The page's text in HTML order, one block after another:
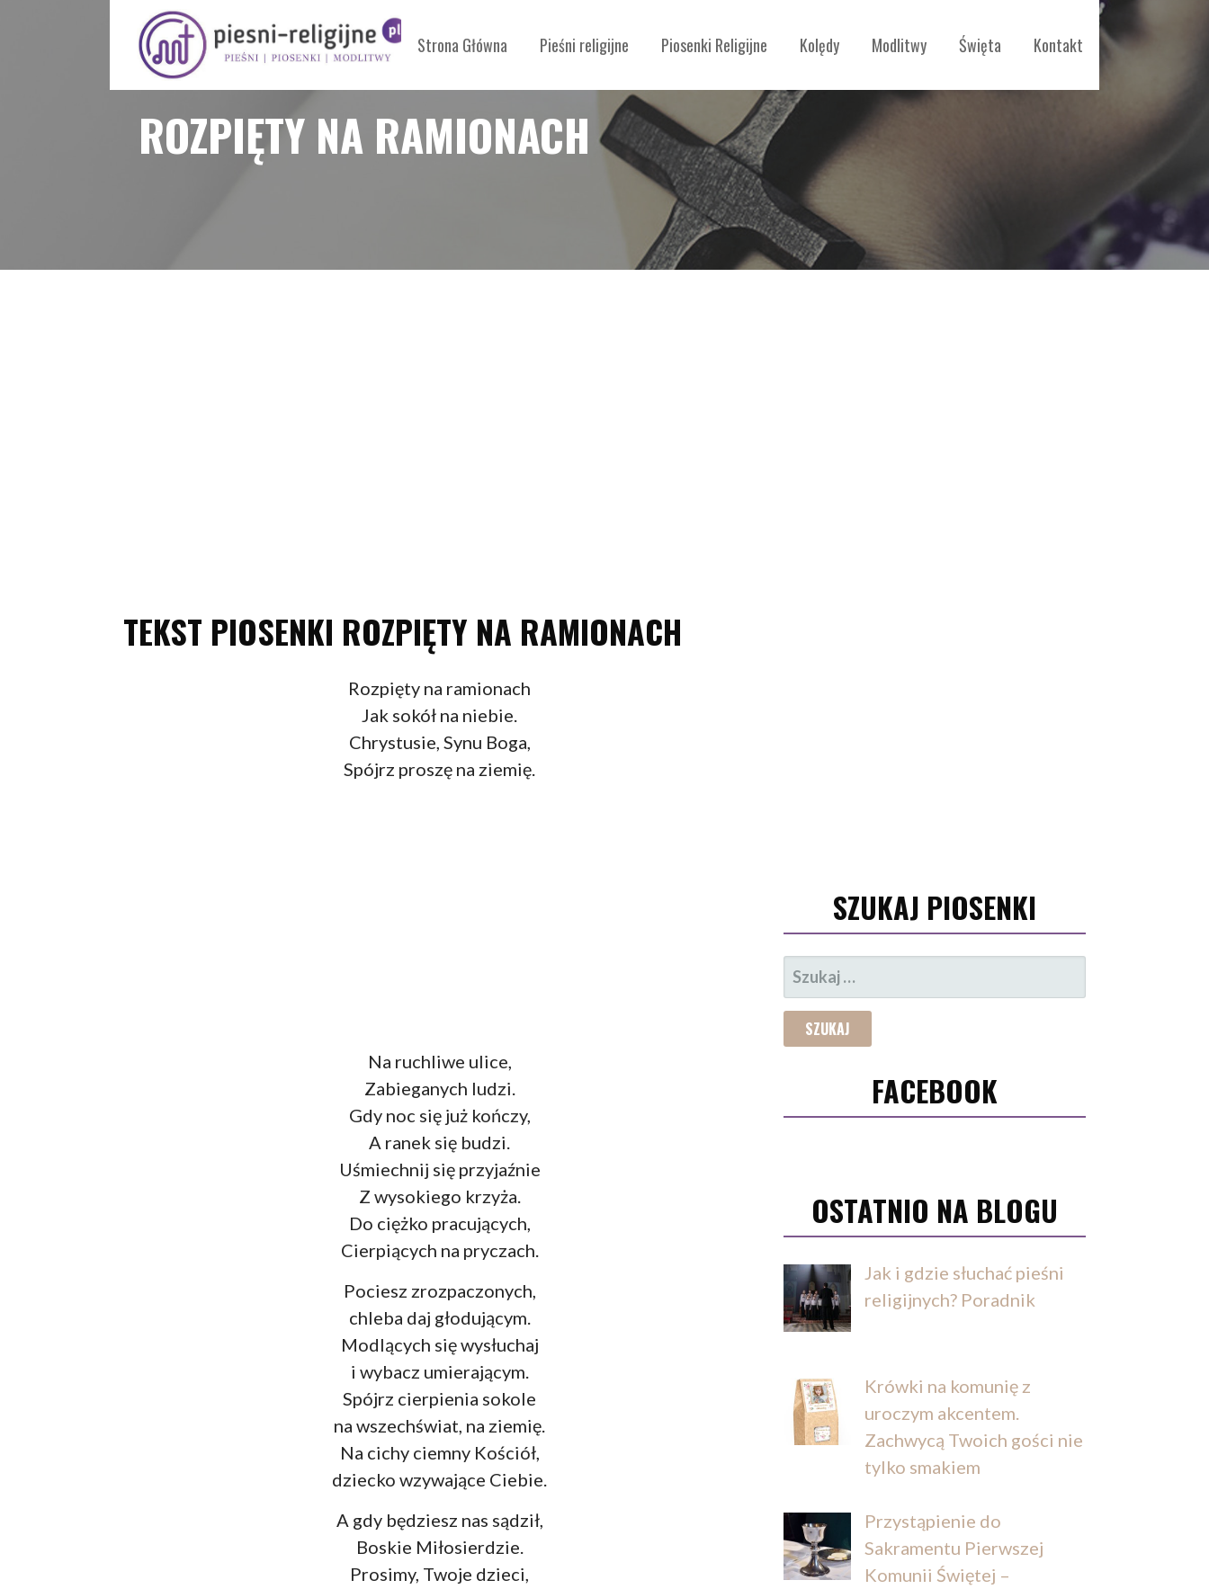
Strona Główna Pieśni religijne Piosenki Religijne Kolędy Modlitwy Święta Kontakt
ROZPIĘTY NA RAMIONACH
TEKST PIOSENKI ROZPIĘTY NA RAMIONACH
Rozpięty na ramionach
Jak sokół na niebie.
Chrystusie, Synu Boga,
Spójrz proszę na ziemię.
Na ruchliwe ulice,
Zabieganych ludzi.
Gdy noc się już kończy,
A ranek się budzi.
Uśmiechnij się przyjaźnie
Z wysokiego krzyża.
Do ciężko pracujących,
Cierpiących na pryczach.
Pociesz zrozpaczonych,
chleba daj głodującym.
Modlących się wysłuchaj
i wybacz umierającym.
Spójrz cierpienia sokole
na wszechświat, na ziemię.
Na cichy ciemny Kościół,
dziecko wzywające Ciebie.
A gdy będziesz nas sądził,
Boskie Miłosierdzie.
Prosimy, Twoje dzieci,
SZUKAJ PIOSENKI
SZUKAJ:
FACEBOOK
OSTATNIO NA BLOGU
Jak i gdzie słuchać pieśni
religijnych? Poradnik
Krówki na komunię z
uroczym akcentem.
Zachwycą Twoich gości nie
tylko smakiem
Przystąpienie do
Sakramentu Pierwszej
Komunii Świętej –